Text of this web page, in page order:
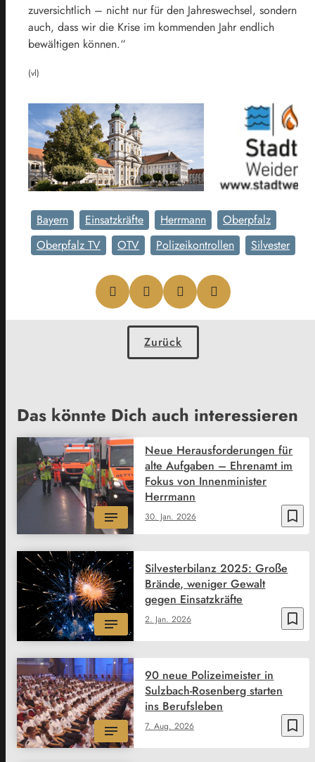
zuversichtlich – nicht nur für den Jahreswechsel, sondern
auch, dass wir die Krise im kommenden Jahr endlich
bewältigen können.“
(vl)
Bayern Einsatzkräfte Herrmann
Oberpfalz
Oberpfalz TV
OTV Polizeikontrollen Silvester
Zurück
Das könnte Dich auch interessieren
bookmark_border
30. Jan. 2026
Neue Herausforderungen für
alte Aufgaben – Ehrenamt im
Fokus von Innenminister
Herrmann
bookmark_border
2. Jan. 2026
Silvesterbilanz 2025: Große
Brände, weniger Gewalt
gegen Einsatzkräfte
bookmark_border
7. Aug. 2026
90 neue Polizeimeister in
Sulzbach-Rosenberg starten
ins Berufsleben